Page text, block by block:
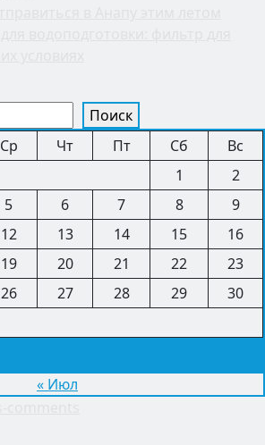
Поиск
Ср Чт Пт Сб
Вс
1
2
5 6 7 8
9
12 13 14 15
16
19 20 21 22
23
26 27 28 29
30
« Июл